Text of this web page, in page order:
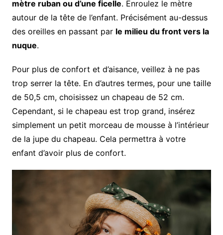
mètre ruban ou d’une ficelle. Enroulez le mètre
autour de la tête de l’enfant. Précisément au-dessus
des oreilles en passant par le milieu du front vers la
nuque.
Pour plus de confort et d’aisance, veillez à ne pas
trop serrer la tête. En d’autres termes, pour une taille
de 50,5 cm, choisissez un chapeau de 52 cm.
Cependant, si le chapeau est trop grand, insérez
simplement un petit morceau de mousse à l’intérieur
de la jupe du chapeau. Cela permettra à votre
enfant d’avoir plus de confort.